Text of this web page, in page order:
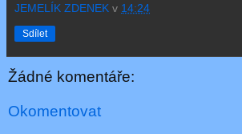
JEMELÍK ZDENEK v 14:24
Sdílet
Žádné komentáře:
Okomentovat